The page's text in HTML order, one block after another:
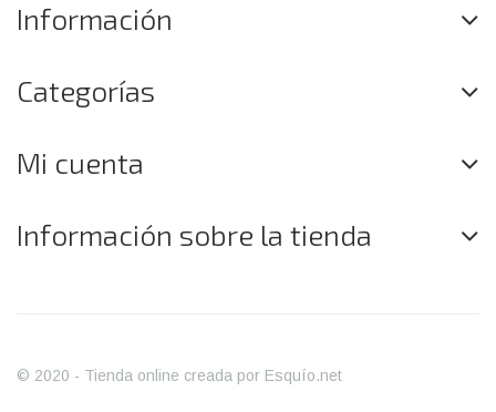
Información
Categorías
Mi cuenta
Información sobre la tienda
© 2020 - Tienda online creada por Esquío.net